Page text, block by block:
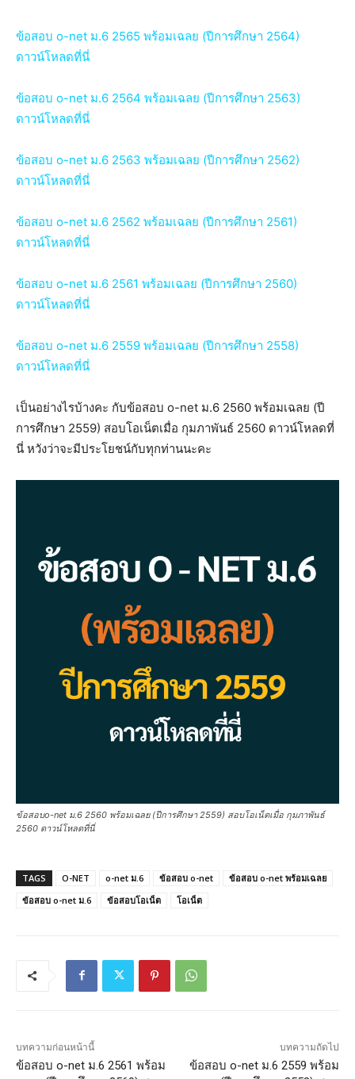
ข้อสอบ o-net ม.6 2565 พร้อมเฉลย (ปีการศึกษา 2564)
ดาวน์โหลดที่นี่
ข้อสอบ o-net ม.6 2564 พร้อมเฉลย (ปีการศึกษา 2563)
ดาวน์โหลดที่นี่
ข้อสอบ o-net ม.6 2563 พร้อมเฉลย (ปีการศึกษา 2562)
ดาวน์โหลดที่นี่
ข้อสอบ o-net ม.6 2562 พร้อมเฉลย (ปีการศึกษา 2561)
ดาวน์โหลดที่นี่
ข้อสอบ o-net ม.6 2561 พร้อมเฉลย (ปีการศึกษา 2560)
ดาวน์โหลดที่นี่
ข้อสอบ o-net ม.6 2559 พร้อมเฉลย (ปีการศึกษา 2558)
ดาวน์โหลดที่นี่
เป็นอย่างไรบ้างคะ กับข้อสอบ o-net ม.6 2560 พร้อมเฉลย (ปี
การศึกษา 2559) สอบโอเน็ตเมื่อ กุมภาพันธ์ 2560 ดาวน์โหลดที่
นี่ หวังว่าจะมีประโยชน์กับทุกท่านนะคะ
ข้อสอบo-net ม.6 2560 พร้อมเฉลย (ปีการศึกษา 2559) สอบโอเน็ตเมื่อ กุมภาพันธ์
2560 ดาวน์โหลดที่นี่
TAGS O-NET o-net ม.6 ข้อสอบ o-net
ข้อสอบ o-net พร้อมเฉลย
ข้อสอบ o-net ม.6
ข้อสอบโอเน็ต โอเน็ต
บทความก่อนหน้านี้
ข้อสอบ o-net ม.6 2561 พร้อม
บทความถัดไป
ข้อสอบ o-net ม.6 2559 พร้อม